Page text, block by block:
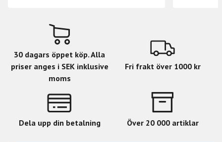
30 dagars öppet köp. Alla
priser anges i SEK inklusive
moms
Fri frakt över 1000 kr
Dela upp din betalning Över 20 000 artiklar